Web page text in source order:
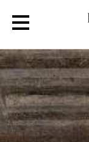
La Cène